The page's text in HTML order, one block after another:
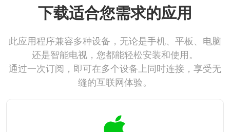
下载适合您需求的应用
此应用程序兼容多种设备，无论是手机、平板、电脑
还是智能电视，您都能轻松安装和使用。
通过一次订阅，即可在多个设备上同时连接，享受无
缝的互联网体验。